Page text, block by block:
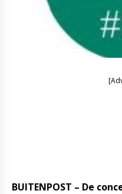
BUITENPOST – De